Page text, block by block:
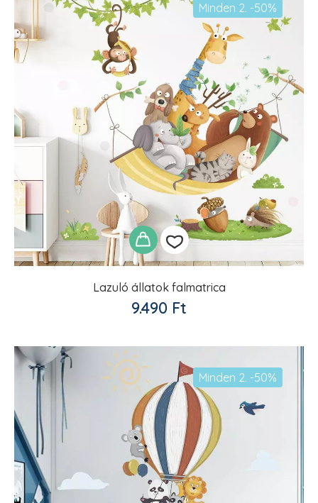
Lazuló állatok falmatrica
9.490 Ft
Minden 2. -50%
Kedvencekhez
Minden 2. -50%